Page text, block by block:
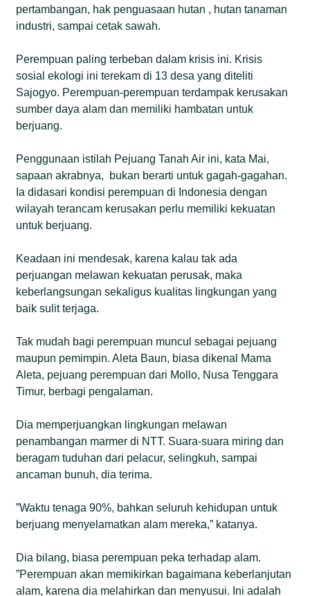
pertambangan, hak penguasaan hutan , hutan tanaman
industri, sampai cetak sawah.
Perempuan paling terbeban dalam krisis ini. Krisis
sosial ekologi ini terekam di 13 desa yang diteliti
Sajogyo. Perempuan-perempuan terdampak kerusakan
sumber daya alam dan memiliki hambatan untuk
berjuang.
Penggunaan istilah Pejuang Tanah Air ini, kata Mai,
sapaan akrabnya, bukan berarti untuk gagah-gagahan.
Ia didasari kondisi perempuan di Indonesia dengan
wilayah terancam kerusakan perlu memiliki kekuatan
untuk berjuang.
Keadaan ini mendesak, karena kalau tak ada
perjuangan melawan kekuatan perusak, maka
keberlangsungan sekaligus kualitas lingkungan yang
baik sulit terjaga.
Tak mudah bagi perempuan muncul sebagai pejuang
maupun pemimpin. Aleta Baun, biasa dikenal Mama
Aleta, pejuang perempuan dari Mollo, Nusa Tenggara
Timur, berbagi pengalaman.
Dia memperjuangkan lingkungan melawan
penambangan marmer di NTT. Suara-suara miring dan
beragam tuduhan dari pelacur, selingkuh, sampai
ancaman bunuh, dia terima.
”Waktu tenaga 90%, bahkan seluruh kehidupan untuk
berjuang menyelamatkan alam mereka,” katanya.
Dia bilang, biasa perempuan peka terhadap alam.
”Perempuan akan memikirkan bagaimana keberlanjutan
alam, karena dia melahirkan dan menyusui. Ini adalah